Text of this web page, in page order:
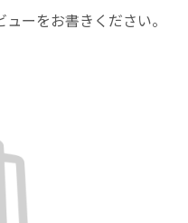
ーをお書きください。